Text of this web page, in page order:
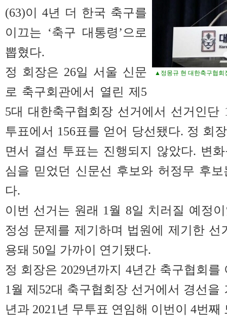
▲정몽규 현 대한축구협회
(63)이 4년 더 한국 축구를
이끄는 ‘축구 대통령’으로
뽑혔다.
정 회장은 26일 서울 신문
로 축구회관에서 열린 제5
5대 대한축구협회장 선거에서 선거인단
투표에서 156표를 얻어 당선됐다. 정 회
면서 결선 투표는 진행되지 않았다. 변
심을 믿었던 신문선 후보와 허정무 후
다.
이번 선거는 원래 1월 8일 치러질 예정
정성 문제를 제기하며 법원에 제기한
용돼 50일 가까이 연기됐다.
정 회장은 2029년까지 4년간 축구협회를
1월 제52대 축구협회장 선거에서 경선을
년과 2021년 무투표 연임해 이번이 4번째